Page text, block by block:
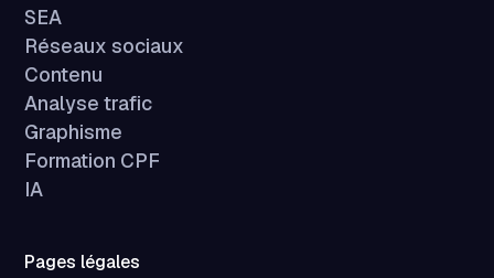
SEA
Réseaux sociaux
Contenu
Analyse trafic
Graphisme
Formation CPF
IA
Pages légales